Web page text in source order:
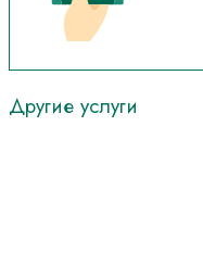
Другие услуги